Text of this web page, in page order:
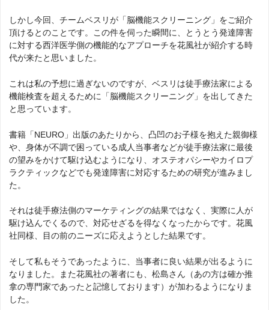
しかし今回、チームベスリが「脳機能スクリーニング」をご紹介
頂けるとのことです。この件を伺った瞬間に、とうとう発達障害
に対する西洋医学側の機能的なアプローチを花風社が紹介する時
代が来たと思いました。
これは私の予想に過ぎないのですが、ベスリは徒手療法家による
機能検査を超えるために「脳機能スクリーニング」を出してきた
と思っています。
書籍「NEURO」出版のあたりから、凸凹のお子様を抱えた親御様
や、身体が不調で困っている成人当事者などが徒手療法家に最後
の望みをかけて駆け込むようになり、オステオパシーやカイロプ
ラクティックなどでも発達障害に対応するための研究が進みまし
た。
それは徒手療法側のマーケティングの結果ではなく、実際に人が
駆け込んでくるので、対応せざるを得なくなったからです。花風
社同様、目の前のニーズに応えようとした結果です。
そして私もそうであったように、当事者に良い結果が出るように
なりました。また花風社の著者にも、松島さん（あの方は確か推
拿の専門家であったと記憶しております）が加わるようになりま
した。